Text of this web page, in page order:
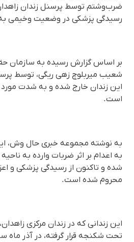
ضرب‌وشتم توسط پرسنل زندان
رسیدگی پزشکی در وضعیت وخیمی
بر اساس گزارش رسیده به سازمان
این زندان خارج شده و به شدت
است.
به نوشته مجموعه خبری حال وش،
به اعدام بر اثر ضربات وارده به
شده و تاکنون از رسیدگی پزشکی و
محروم شده است.
این زندانی که در زندان مرکزی
تحت شکنجه قرار گرفته، در آذر